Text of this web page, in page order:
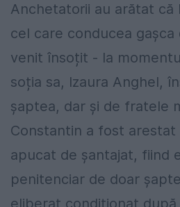
Anchetatorii au arătat că
cel care conducea gașca
venit însoțit - la
soția sa, Izaura Anghel,
șaptea, dar și de fratele
Constantin a fost arestat
apucat de șantajat, fiind
penitenciar de doar
eliberat condiționat după